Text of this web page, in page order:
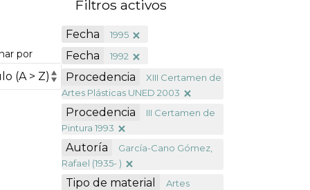
por
Filtros activos
Fecha 1995
Fecha 1992
Procedencia
XIII Certamen de
Artes Plásticas UNED 2003
Procedencia
III Certamen de
Pintura 1993
Autoría
García-Cano Gómez,
Rafael (1935- )
Tipo de material
Artes